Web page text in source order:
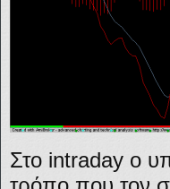
Στο intraday ο